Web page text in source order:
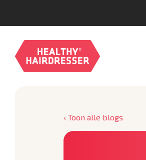
‹ Toon alle blogs